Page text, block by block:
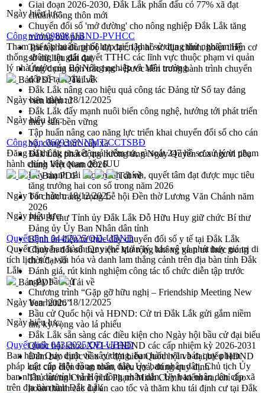
Giai đoạn 2026-2030, Đắk Lắk phấn đấu có 77% xã đạt
chuẩn nông thôn mới
Chuyển đổi số 'mở đường' cho nông nghiệp Đắk Lắk tăng
trưởng bứt phá
Triển khai đồng bộ đo đạc, lập hồ sơ địa chính, hoàn thiện cơ
sở dữ liệu đất đai
Ứng dụng sinh trắc học - Bước tiến trong hành trình chuyển
đổi số tại Đắk Lắk
Đắk Lắk nâng cao hiệu quả công tác Đảng từ Sổ tay đảng
viên điện tử
Đắk Lắk đẩy mạnh nuôi biển công nghệ, hướng tới phát triển
thủy sản bền vững
Tập huấn nâng cao năng lực triển khai chuyển đổi số cho cán
bộ, công chức cấp xã
Đắk Lắk phát động hưởng ứng Ngày Quyền của người tiêu
dùng Việt Nam 2026
Đẩy mạnh cải cách hành chính, quyết tâm đạt được mục tiêu
tăng trưởng hai con số trong năm 2026
Tổ chức trang trọng Lễ hội Đền thờ Lương Văn Chánh năm
2026
Phó Bí thư Tỉnh ủy Đắk Lắk Đỗ Hữu Huy giữ chức Bí thư
Đảng ủy Ủy Ban Nhân dân tỉnh
Bệnh án điện tử thúc đẩy chuyển đổi số y tế tại Đắk Lắk
Chuyển đổi số thư viện: Mở rộng không gian tri thức trong
thời đại số
Đánh giá, rút kinh nghiệm công tác tổ chức diễn tập trước
ngày bầu cử
Chương trình “Gặp gỡ hữu nghị – Friendship Meeting New
Year 2026”
Bầu cử Quốc hội và HĐND: Cử tri Đắk Lắk gửi gắm niềm
tin, kỳ vọng vào lá phiếu
Đắk Lắk sẵn sàng các điều kiện cho Ngày hội bầu cử đại biểu
Quốc hội khóa XVI và HĐND các cấp nhiệm kỳ 2026-2031
Đảm bảo cuộc bầu cử đại biểu Quốc hội và đại biểu HĐND
các cấp diễn ra an toàn, hiệu quả, đúng quy định
Thủ tướng Chính phủ Phạm Minh Chính kiểm tra, chỉ đạo
hoàn thành các dự án cao tốc và thăm khu tái định cư tại Đắk
Ngày hiệu lực:
Công văn 09898/UBND-PVHCC
Tham gia tập huấn, phối hợp triển khai sử dụng thử nghiệm Hệ
thống thông tin giải quyết TTHC các lĩnh vực thuộc phạm vi quản
lý nhà nước của Bộ Nông nghiệp và Môi trường
Bản PDF
Tải về
Ngày ban hành:18/12/2025
Ngày hiệu lực:
Công văn 06093/SNNMT-CCTSBĐ
Đăng tải thông tin kết quả kiểm tra, rà soát 247 hồ sơ xử lý vi phạm
hành chính liên quan đến IUU
Bản PDF
Tải về
Ngày ban hành:18/12/2025
Ngày hiệu lực:
Quyết định 044/2025/QĐ-UBND
Quyết định ban hành Quy chế quản lý, bảo vệ và phát huy giá trị di
tích lịch sử - văn hóa và danh lam thắng cảnh trên địa bàn tỉnh Đắk
Lắk
Bản PDF
Tải về
Ngày ban hành:18/12/2025
Ngày hiệu lực:
Quyết định 043/2025/QĐ-UBND
Ban hành Quy định về xây dựng, ban hành văn bản quy phạm
pháp luật của Hội đồng nhân dân, Ủy ban nhân dân, Chủ tịch Ủy
ban nhân dân tỉnh và Hội đồng nhân dân, Ủy ban nhân dân cấp xã
trên địa bàn tỉnh Đắk Lắk